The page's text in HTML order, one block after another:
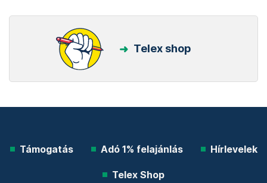
Telex shop
Támogatás Adó 1% felajánlás Hírlevelek
Telex Shop